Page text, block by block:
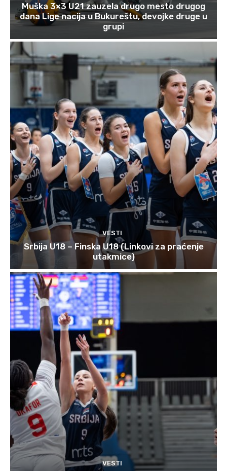
Muška 3×3 U21 zauzela drugo mesto drugog
dana Lige nacija u Bukureštu, devojke druge u
grupi
VESTI
Srbija U18 – Finska U18 (Linkovi za praćenje
utakmice)
VESTI